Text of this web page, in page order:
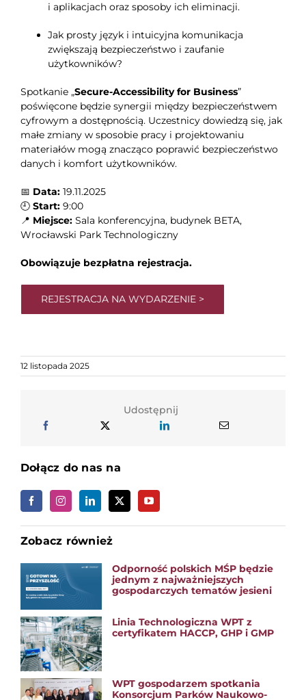
i aplikacjach oraz sposoby ich eliminacji.
Jak prosty język i intuicyjna komunikacja
zwiększają bezpieczeństwo i zaufanie
użytkowników?
Spotkanie „Secure-Accessibility for Business”
poświęcone będzie synergii między bezpieczeństwem
cyfrowym a dostępnością. Uczestnicy dowiedzą się, jak
małe zmiany w sposobie pracy i projektowaniu
materiałów mogą znacząco poprawić bezpieczeństwo
danych i komfort użytkowników.
📅 Data:19.11.2025
🕘 Start:9:00
📍 Miejsce:Sala konferencyjna, budynek BETA,
Wrocławski Park Technologiczny
Obowiązuje bezpłatna rejestracja.
REJESTRACJA NA WYDARZENIE >
12 listopada 2025
Udostępnij
Dołącz do nas na
Zobacz również
Odporność polskich MŚP będzie
jednym z najważniejszych
gospodarczych tematów jesieni
Linia Technologiczna WPT z
certyfikatem HACCP, GHP i GMP
WPT gospodarzem spotkania
Konsorcjum Parków Naukowo-